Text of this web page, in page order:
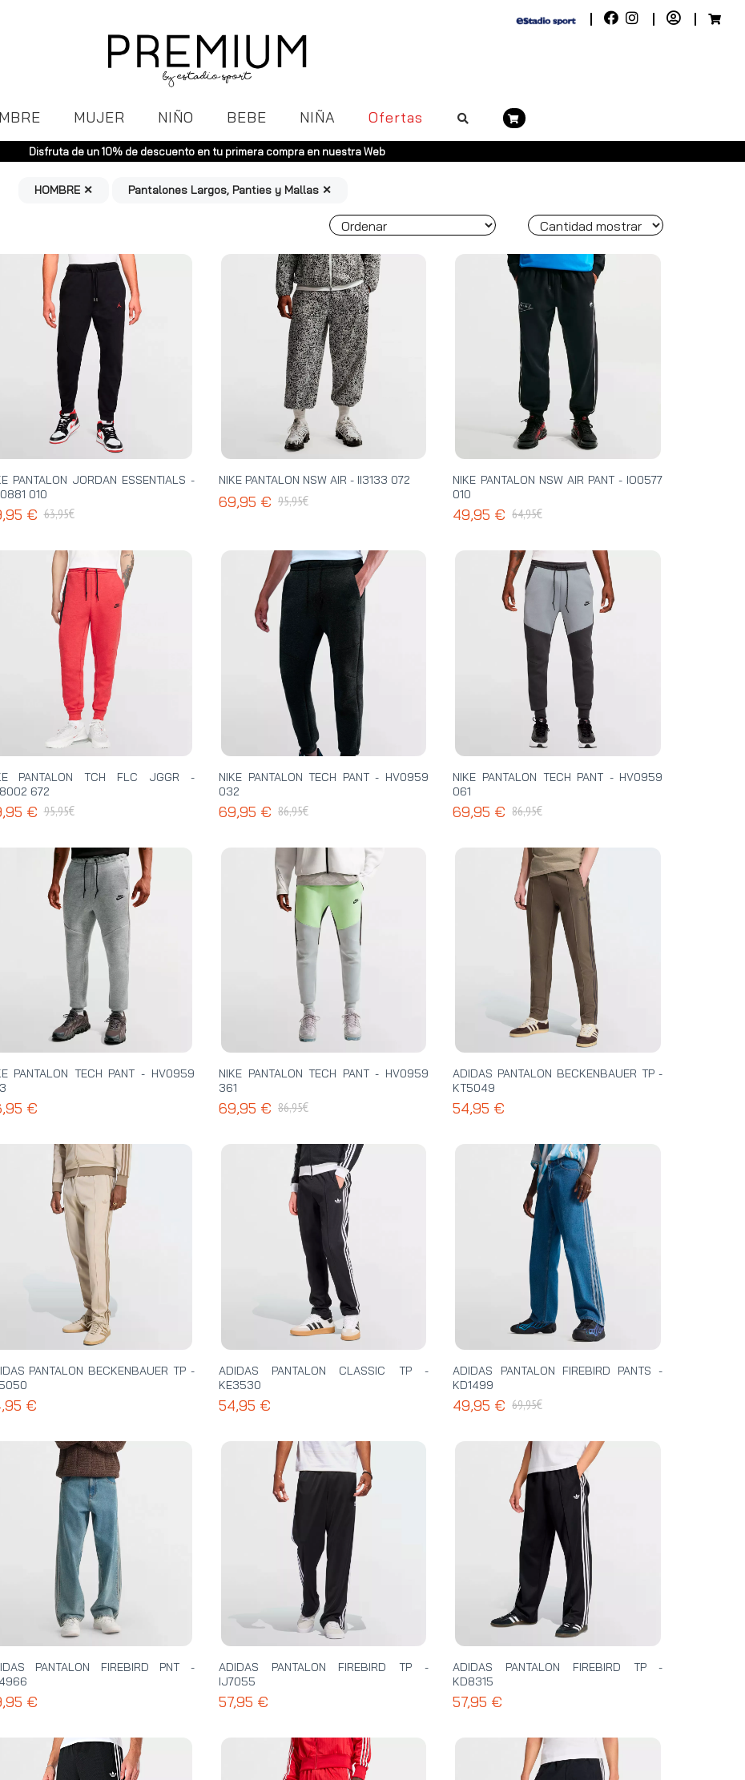
MUJER NIÑO BEBE NIÑA Ofertas
Envíos gratuitos a toda España (Canarias, pedidos superiores a 50€. Península, pedidos superiores a 100€)
HOMBRE ✕ Pantalones Largos, Panties y Mallas ✕
PANTALON JORDAN ESSENTIALS -
010
€ 63,95€
NIKE PANTALON NSW AIR - II3133 072
69,95 € 95,95€
NIKE PANTALON NSW AIR PANT - IO0577
010
49,95 € 64,95€
PANTALON TCH FLC JGGR -
672
€ 95,95€
NIKE PANTALON TECH PANT - HV0959
032
69,95 € 86,95€
NIKE PANTALON TECH PANT - HV0959
061
69,95 € 86,95€
PANTALON TECH PANT - HV0959
€
NIKE PANTALON TECH PANT - HV0959
361
69,95 € 86,95€
ADIDAS PANTALON BECKENBAUER TP -
KT5049
54,95 €
PANTALON BECKENBAUER TP -
€
ADIDAS PANTALON CLASSIC TP -
KE3530
54,95 €
ADIDAS PANTALON FIREBIRD PANTS -
KD1499
49,95 € 69,95€
PANTALON FIREBIRD PNT -
€
ADIDAS PANTALON FIREBIRD TP -
IJ7055
57,95 €
ADIDAS PANTALON FIREBIRD TP -
KD8315
57,95 €